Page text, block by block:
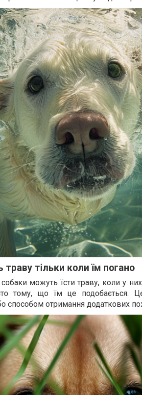
траву тільки коли їм погано
собаки можуть їсти траву, коли у
тому, що їм це подобається.
способом отримання додаткових